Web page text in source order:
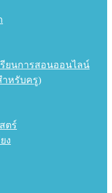
รียนการสอนออนไลน์
ำหรับครู)
ตร์
ง